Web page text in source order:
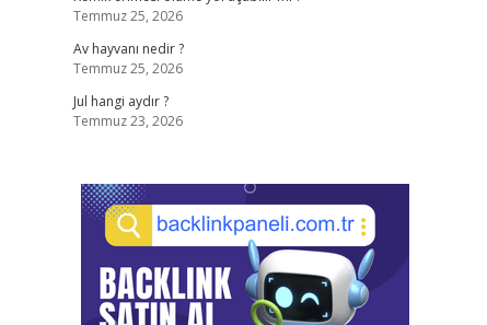
Temmuz 25, 2026
Av hayvanı nedir ?
Temmuz 25, 2026
Jul hangi aydır ?
Temmuz 23, 2026